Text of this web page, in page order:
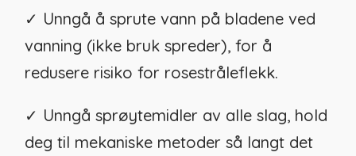
✓ Unngå å sprute vann på bladene ved
vanning (ikke bruk spreder), for å
redusere risiko for rosestråleflekk.
✓ Unngå sprøytemidler av alle slag, hold
deg til mekaniske metoder så langt det